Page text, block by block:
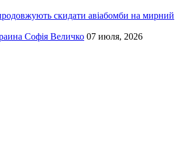
продовжують скидати авіабомби на мирний
Софія Величко 07 июля, 2026